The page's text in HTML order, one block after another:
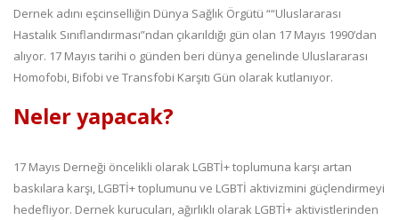
Dernek adını eşcinselliğin Dünya Sağlık Örgütü ““Uluslararası
Hastalık Sınıflandırması”ndan çıkarıldığı gün olan 17 Mayıs 1990’dan
alıyor. 17 Mayıs tarihi o günden beri dünya genelinde Uluslararası
Homofobi, Bifobi ve Transfobi Karşıtı Gün olarak kutlanıyor.
Neler yapacak?
17 Mayıs Derneği öncelikli olarak LGBTİ+ toplumuna karşı artan
baskılara karşı, LGBTİ+ toplumunu ve LGBTİ aktivizmini güçlendirmeyi
hedefliyor. Dernek kurucuları, ağırlıklı olarak LGBTİ+ aktivistlerinden